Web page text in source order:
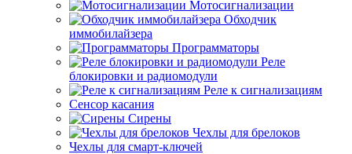
Мотосигнализации
Обходчик
иммобилайзера
Программаторы
Реле
блокировки и радиомодули
Реле к сигнализациям
Сенсор касания
Сирены
Чехлы для брелоков
Чехлы для смарт-ключей